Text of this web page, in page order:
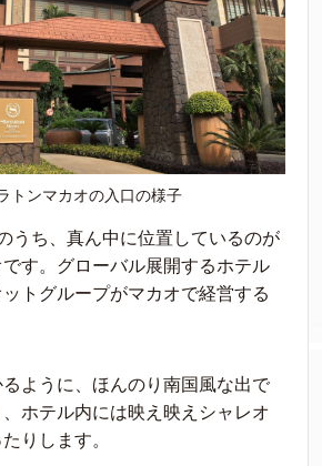
トンマカオの入口の様子
うち、真ん中に位置しているのが
す。グローバル展開するホテル
トグループがマカオで経営する
ように、ほんのり南国風な出で
ホテル内には映え映えシャレオ
りします。